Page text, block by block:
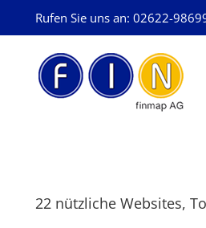
Rufen Sie uns an: 02622-
22 nützliche Websites,